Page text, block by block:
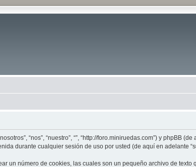
“nos”, “nuestro”, “”, “http://foro.miniruedas.com”) y phpBB (de
durante cualquier sesión de uso por usted (de aquí en adelante
un número de cookies, las cuales son un pequeño archivo de texto